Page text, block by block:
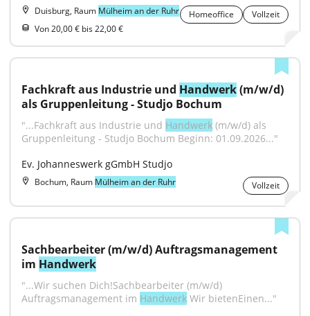
Duisburg, Raum Mülheim an der Ruhr Homeoffice
Vollzeit
Von 20,00 € bis 22,00 €
Fachkraft aus Industrie und Handwerk (m/w/d)
als Gruppenleitung - Studjo Bochum
"...Fachkraft aus Industrie und Handwerk (m/w/d) als
Gruppenleitung - Studjo Bochum Beginn: 01.09.2026..."
Ev. Johanneswerk gGmbH Studjo
Bochum, Raum Mülheim an der Ruhr Vollzeit
Sachbearbeiter (m/w/d) Auftragsmanagement
im Handwerk
"...Wir suchen Dich!Sachbearbeiter (m/w/d)
Auftragsmanagement im Handwerk Wir bietenEinen..."